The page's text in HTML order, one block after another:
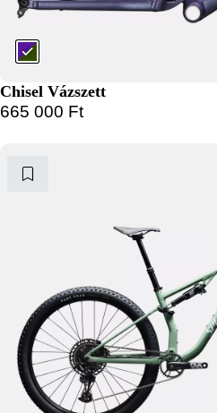
Chisel Vázszett
665 000 Ft